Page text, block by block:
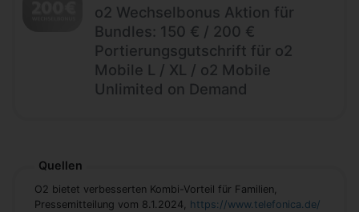
o2 Wechselbonus Aktion für
Bundles: 150 € / 200 €
Portierungsgutschrift für o2
Mobile L / XL / o2 Mobile
Unlimited on Demand
Quellen
O2 bietet verbesserten Kombi-Vorteil für Familien,
Pressemitteilung vom 8.1.2024, https://www.telefonica.de/